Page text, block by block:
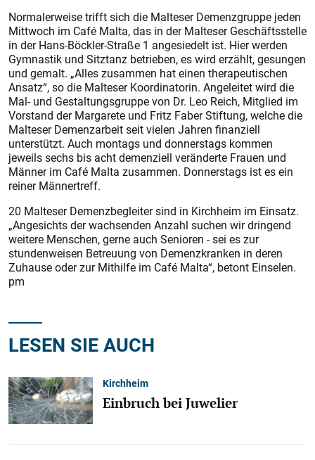
Normalerweise trifft sich die Malteser Demenzgruppe jeden
Mittwoch im Café Malta, das in der Malteser Geschäftsstelle
in der Hans-Böckler-Straße 1 angesiedelt ist. Hier werden
Gymnastik und Sitztanz betrieben, es wird erzählt, gesungen
und gemalt. „Alles zusammen hat einen therapeutischen
Ansatz“, so die Malteser Koordinatorin. Angeleitet wird die
Mal- und Gestaltungsgruppe von Dr. Leo Reich, Mitglied im
Vorstand der Margarete und Fritz Faber Stiftung, welche die
Malteser Demenzarbeit seit vielen Jahren finanziell
unterstützt. Auch montags und donnerstags kommen
jeweils sechs bis acht demenziell veränderte Frauen und
Männer im Café Malta zusammen. Donnerstags ist es ein
reiner Männertreff.
20 Malteser Demenzbegleiter sind in Kirchheim im Einsatz.
„Angesichts der wachsenden Anzahl suchen wir dringend
weitere Menschen, gerne auch Senioren - sei es zur
stundenweisen Betreuung von Demenzkranken in deren
Zuhause oder zur Mithilfe im Café Malta“, betont Einselen.
pm
LESEN SIE AUCH
Kirchheim
Einbruch bei Juwelier